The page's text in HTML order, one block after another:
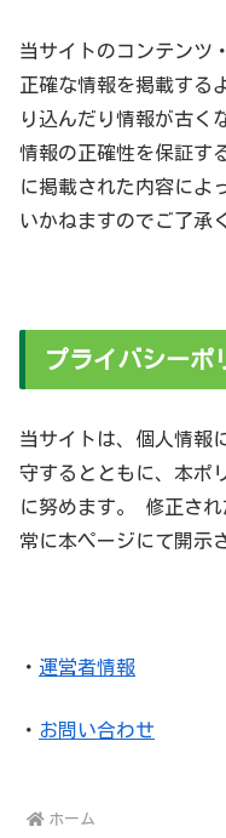
当サイトのコンテンツ
正確な情報を掲載する
り込んだり情報が古く
情報の正確性を保証す
に掲載された内容によ
いかねますのでご了承
プライバシーポ
当サイトは、個人情報
守するとともに、本ポ
に努めます。 修正さ
常に本ページにて開示
・ 運営者情報
・ お問い合わせ
ホーム